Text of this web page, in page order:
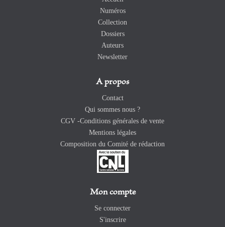
Numéros
Collection
Dossiers
Auteurs
Newsletter
A propos
Contact
Qui sommes nous ?
CGV -Conditions générales de vente
Mentions légales
Composition du Comité de rédaction
Mon compte
Se connecter
S'inscrire